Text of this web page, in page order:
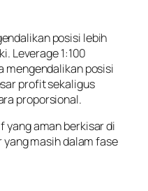
posisi lebih
Leverage 1:100
mengendalikan posisi
profit sekaligus
proporsional.
yang aman berkisar di
yang masih dalam fase